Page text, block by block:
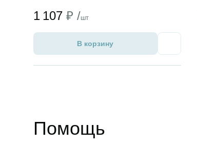
1 107 ₽ /шт
В корзину
Помощь